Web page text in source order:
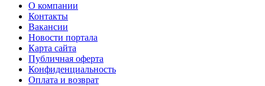
О компании
Контакты
Вакансии
Новости портала
Карта сайта
Публичная оферта
Конфиденциальность
Оплата и возврат